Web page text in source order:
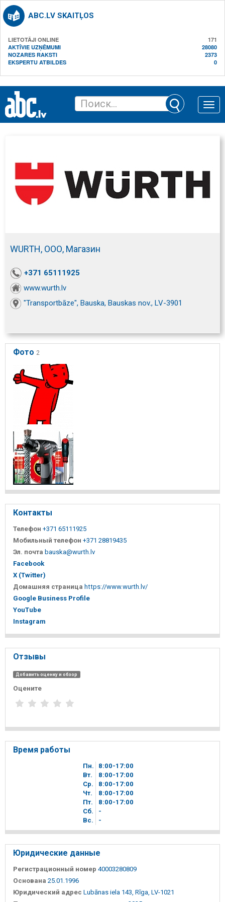
ABC.LV SKAITĻOS
LIETOTĀJI ONLINE
171
AKTĪVIE UZŅĒMUMI
28080
NOZARES RAKSTI
2373
EKSPERTU ATBILDES
0
Toggle
WURTH, ООО, Магазин
+371 65111925
www.wurth.lv
"Transportbāze", Bauska, Bauskas nov., LV-3901
Фото 2
Контакты
Телефон +371 65111925
Мобильный телефон +371 28819435
Эл. почта bauska@wurth.lv
Facebook
X (Twitter)
Домашняя страница https://www.wurth.lv/
Google Business Profile
YouTube
Instagram
Отзывы
Добавить оценку и обзор
Оцените
Время работы
Пн. 8 00-17 00
Вт.
8 00-17 00
Ср.
8 00-17 00
Чт.
8 00-17 00
Пт.
8 00-17 00
Сб.
-
Вc.
-
Юридические данные
Регистрационный номер 40003280809
Основана 25.01.1996
Юридический адрес Lubānas iela 143, Rīga, LV-1021